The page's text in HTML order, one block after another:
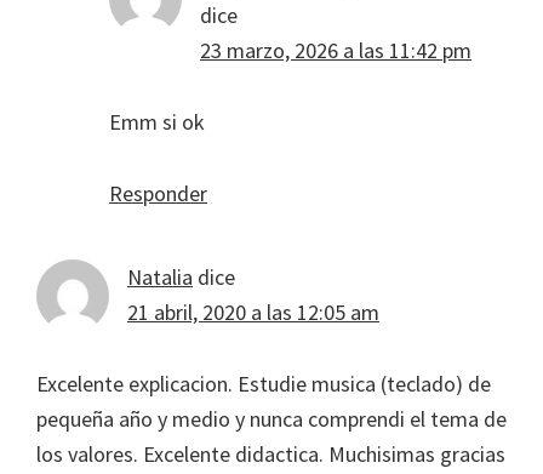
dice
23 marzo, 2026 a las 11:42 pm
Emm si ok
Responder
Natalia dice
21 abril, 2020 a las 12:05 am
Excelente explicacion. Estudie musica (teclado) de
pequeña año y medio y nunca comprendi el tema de
los valores. Excelente didactica. Muchisimas gracias